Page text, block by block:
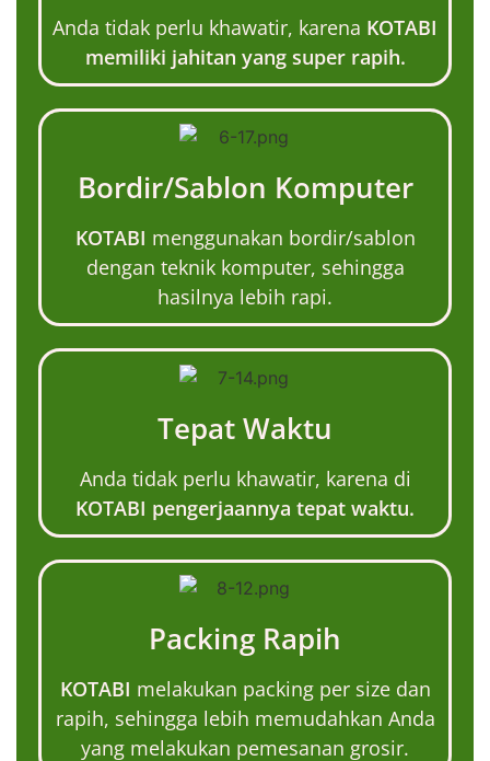
Anda tidak perlu khawatir, karena KOTABI
memiliki jahitan yang super rapih.
Bordir/Sablon Komputer
KOTABI menggunakan bordir/sablon
dengan teknik komputer, sehingga
hasilnya lebih rapi.
Tepat Waktu
Anda tidak perlu khawatir, karena di
KOTABI pengerjaannya tepat waktu.
Packing Rapih
KOTABI melakukan packing per size dan
rapih, sehingga lebih memudahkan Anda
yang melakukan pemesanan grosir.